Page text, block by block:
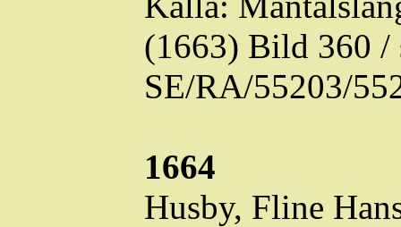
(1663) Bild 360
SE/RA/55203/
1664
Husby, Fline